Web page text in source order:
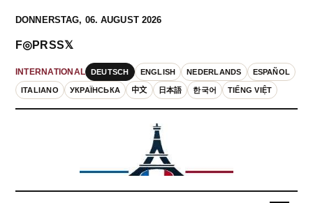
DONNERSTAG, 06. AUGUST 2026
INTERNATIONAL DEUTSCH ENGLISH NEDERLANDS ESPAÑOL
ITALIANO УКРАЇНСЬКА 中文 日本語 한국어 TIẾNG VIỆT
F◎PRSS𝕏